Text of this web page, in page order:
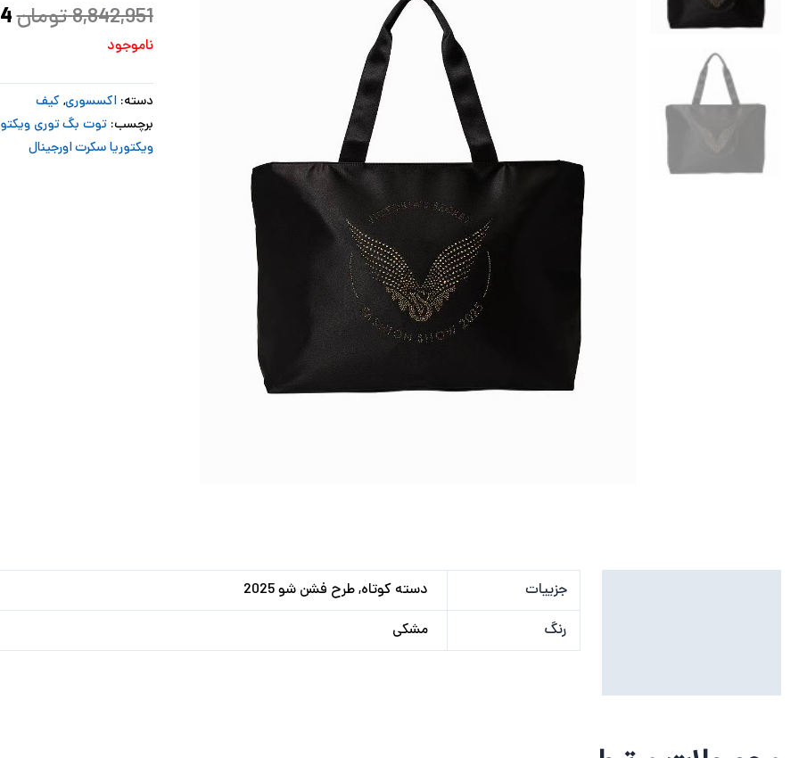
8,842,951تومان
ناموجود
دسته: اکسسوری, کیف
برچسب: توت بگ توری
ویکتوریا سکرت اورجینال
جزییات
دسته کوتاه, طرح فشن شو 2025
رنگ
مشکی